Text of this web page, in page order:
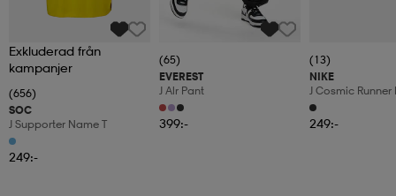
Exkluderad från
kampanjer
(656)
SOC
J Supporter Name T
249:-
(65)
EVEREST
J Alr Pant
399:-
(13)
NIKE
J Cosmic Runner
249:-